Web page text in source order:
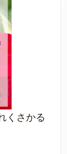
くさかる